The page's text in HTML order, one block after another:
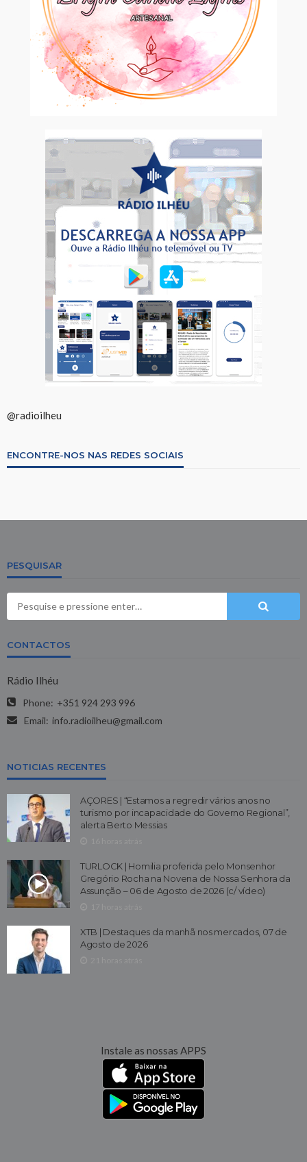
@radioilheu
ENCONTRE-NOS NAS REDES SOCIAIS
PESQUISAR
CONTACTOS
Rádio Ilhéu
Phone: +351 924 293 996
Email: info.radioilheu@gmail.com
NOTICIAS RECENTES
AÇORES | “Estamos a regredir vários anos no
turismo por incapacidade do Governo Regional”,
alerta Berto Messias
TURLOCK | Homilia proferida pelo Monsenhor
Gregório Rocha na Novena de Nossa Senhora da
Assunção – 06 de Agosto de 2026 (c/ vídeo)
XTB | Destaques da manhã nos mercados, 07 de
Agosto de 2026
Instale as nossas APPS